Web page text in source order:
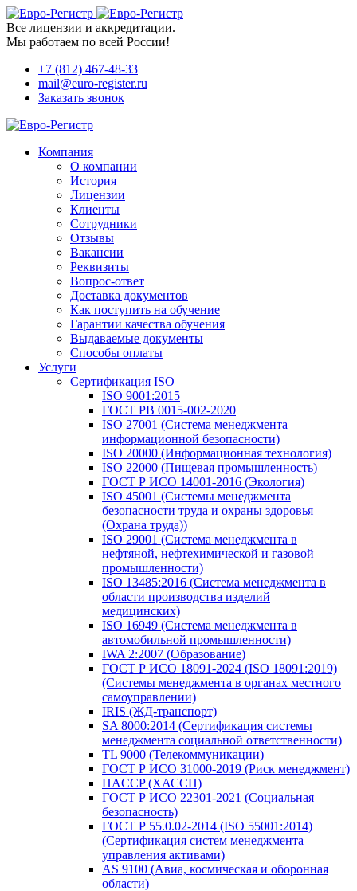
Все лицензии и аккредитации.
Мы работаем по всей России!
+7 (812) 467-48-33
mail@euro-register.ru
Заказать звонок
Компания
О компании
История
Лицензии
Клиенты
Сотрудники
Отзывы
Вакансии
Реквизиты
Вопрос-ответ
Доставка документов
Как поступить на обучение
Гарантии качества обучения
Выдаваемые документы
Способы оплаты
Услуги
Сертификация ISO
ISO 9001:2015
ГОСТ РВ 0015-002-2020
ISO 27001 (Система менеджмента
информационной безопасности)
ISO 20000 (Информационная технология)
ISO 22000 (Пищевая промышленность)
ГОСТ Р ИСО 14001-2016 (Экология)
ISO 45001 (Системы менеджмента
безопасности труда и охраны здоровья
(Охрана труда))
ISO 29001 (Система менеджмента в
нефтяной, нефтехимической и газовой
промышленности)
ISO 13485:2016 (Система менеджмента в
области производства изделий
медицинских)
ISO 16949 (Система менеджмента в
автомобильной промышленности)
IWA 2:2007 (Образование)
ГОСТ Р ИСО 18091-2024 (ISO 18091:2019)
(Системы менеджмента в органах местного
самоуправлении)
IRIS (ЖД-транспорт)
SA 8000:2014 (Сертификация системы
менеджмента социальной ответственности)
TL 9000 (Телекоммуникации)
ГОСТ Р ИСО 31000-2019 (Риск менеджмент)
HACCP (ХАССП)
ГОСТ Р ИСО 22301-2021 (Социальная
безопасность)
ГОСТ Р 55.0.02-2014 (ISO 55001:2014)
(Сертификация систем менеджмента
управления активами)
AS 9100 (Авиа, космическая и оборонная
области)